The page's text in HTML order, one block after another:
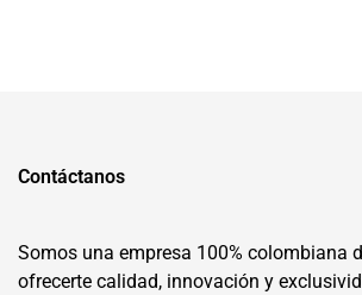
Contáctanos
Somos una empresa 100% colombiana
ofrecerte calidad, innovación y